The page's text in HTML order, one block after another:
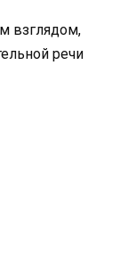
взглядом,
речи